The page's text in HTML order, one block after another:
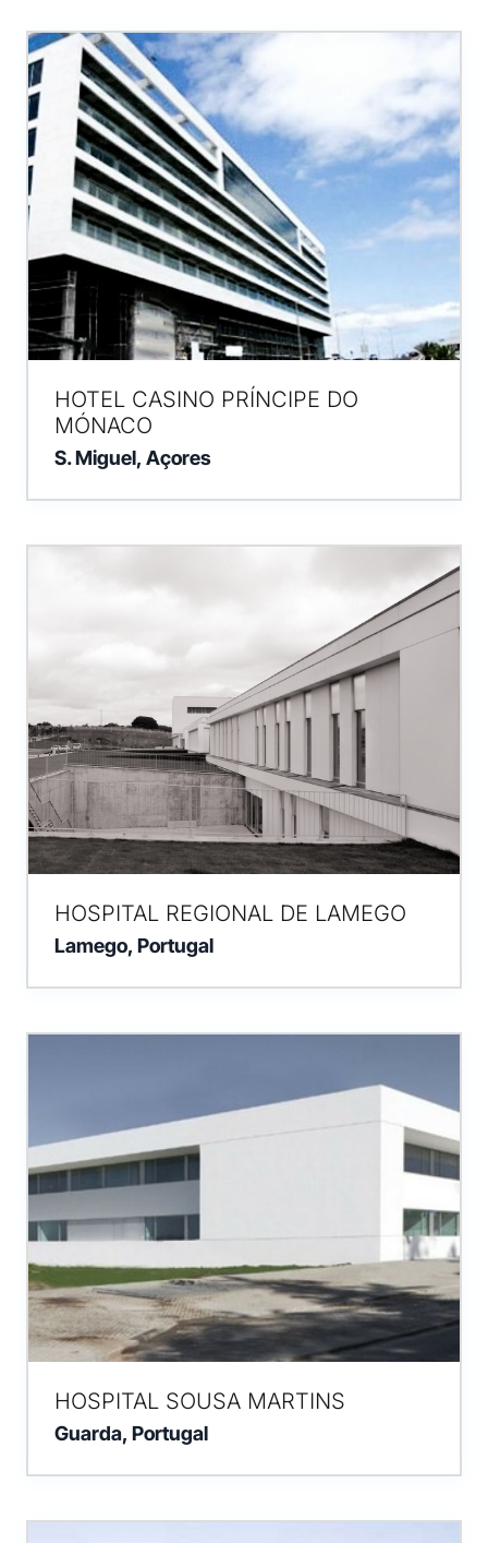
HOTEL CASINO PRÍNCIPE DO
MÓNACO
S. Miguel, Açores
HOSPITAL REGIONAL DE LAMEGO
Lamego, Portugal
HOSPITAL SOUSA MARTINS
Guarda, Portugal